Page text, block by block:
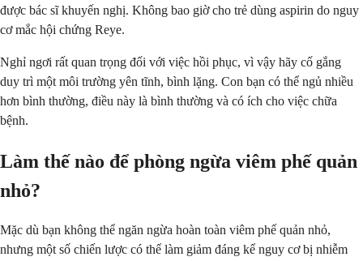
được bác sĩ khuyến nghị. Không bao giờ cho trẻ dùng aspirin do nguy
cơ mắc hội chứng Reye.
Nghỉ ngơi rất quan trọng đối với việc hồi phục, vì vậy hãy cố gắng
duy trì một môi trường yên tĩnh, bình lặng. Con bạn có thể ngủ nhiều
hơn bình thường, điều này là bình thường và có ích cho việc chữa
bệnh.
Làm thế nào để phòng ngừa viêm phế quản
nhỏ?
Mặc dù bạn không thể ngăn ngừa hoàn toàn viêm phế quản nhỏ,
nhưng một số chiến lược có thể làm giảm đáng kể nguy cơ bị nhiễm